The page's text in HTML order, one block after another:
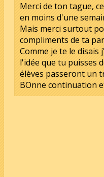
Merci de ton tague,
en moins d'une
Mais merci surtout
compliments de ta
Comme je te le
l'idée que tu puisses
élèves passeront un
BOnne continuation